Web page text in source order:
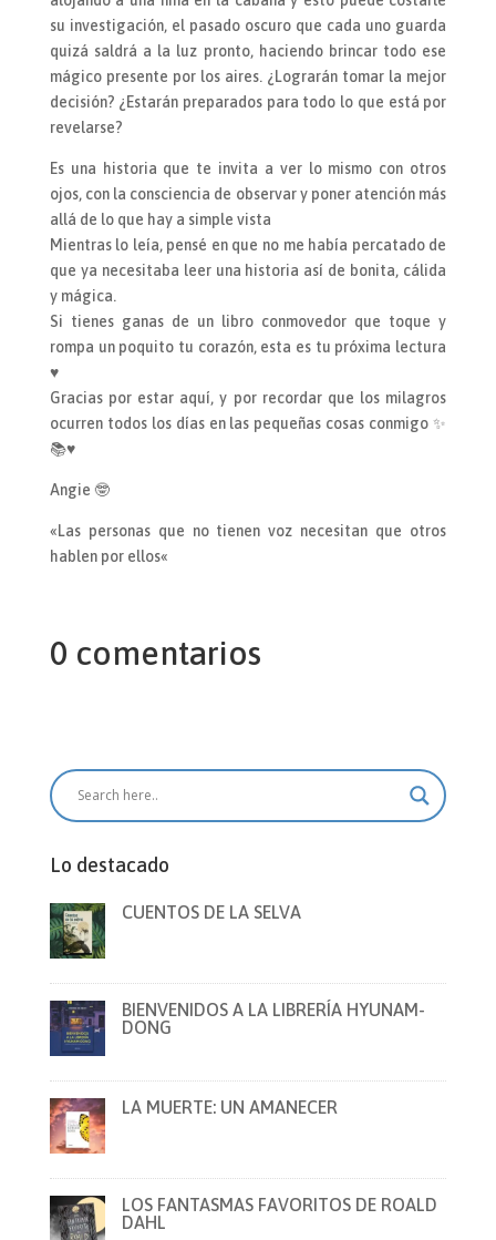
su investigación, el pasado oscuro que cada uno guarda
quizá saldrá a la luz pronto, haciendo brincar todo ese
mágico presente por los aires. ¿Lograrán tomar la mejor
decisión? ¿Estarán preparados para todo lo que está por
revelarse?
Es una historia que te invita a ver lo mismo con otros
ojos, con la consciencia de observar y poner atención más
allá de lo que hay a simple vista
Mientras lo leía, pensé en que no me había percatado de
que ya necesitaba leer una historia así de bonita, cálida
y mágica.
Si tienes ganas de un libro conmovedor que toque y
rompa un poquito tu corazón, esta es tu próxima lectura
♥
Gracias por estar aquí, y por recordar que los milagros
ocurren todos los días en las pequeñas cosas conmigo ✨
📚♥
Angie 🤓
«Las personas que no tienen voz necesitan que otros
hablen por ellos«
0 comentarios
Lo destacado
CUENTOS DE LA SELVA
BIENVENIDOS A LA LIBRERÍA HYUNAM-
DONG
LA MUERTE: UN AMANECER
LOS FANTASMAS FAVORITOS DE ROALD
DAHL